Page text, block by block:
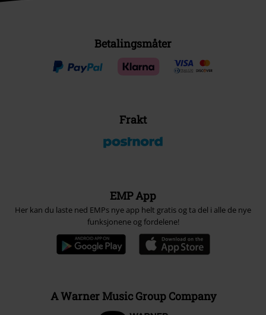
Betalingsmåter
Frakt
EMP App
Her kan du laste ned EMPs nye app helt gratis og ta del i alle de nye
funksjonene og fordelene!
A Warner Music Group Company